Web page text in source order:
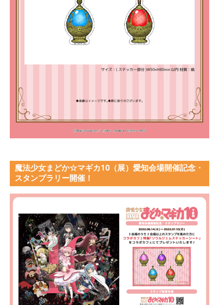
魔法少女まどか☆マギカ10（展）愛知会場開催記念・
スタンプラリー開催！